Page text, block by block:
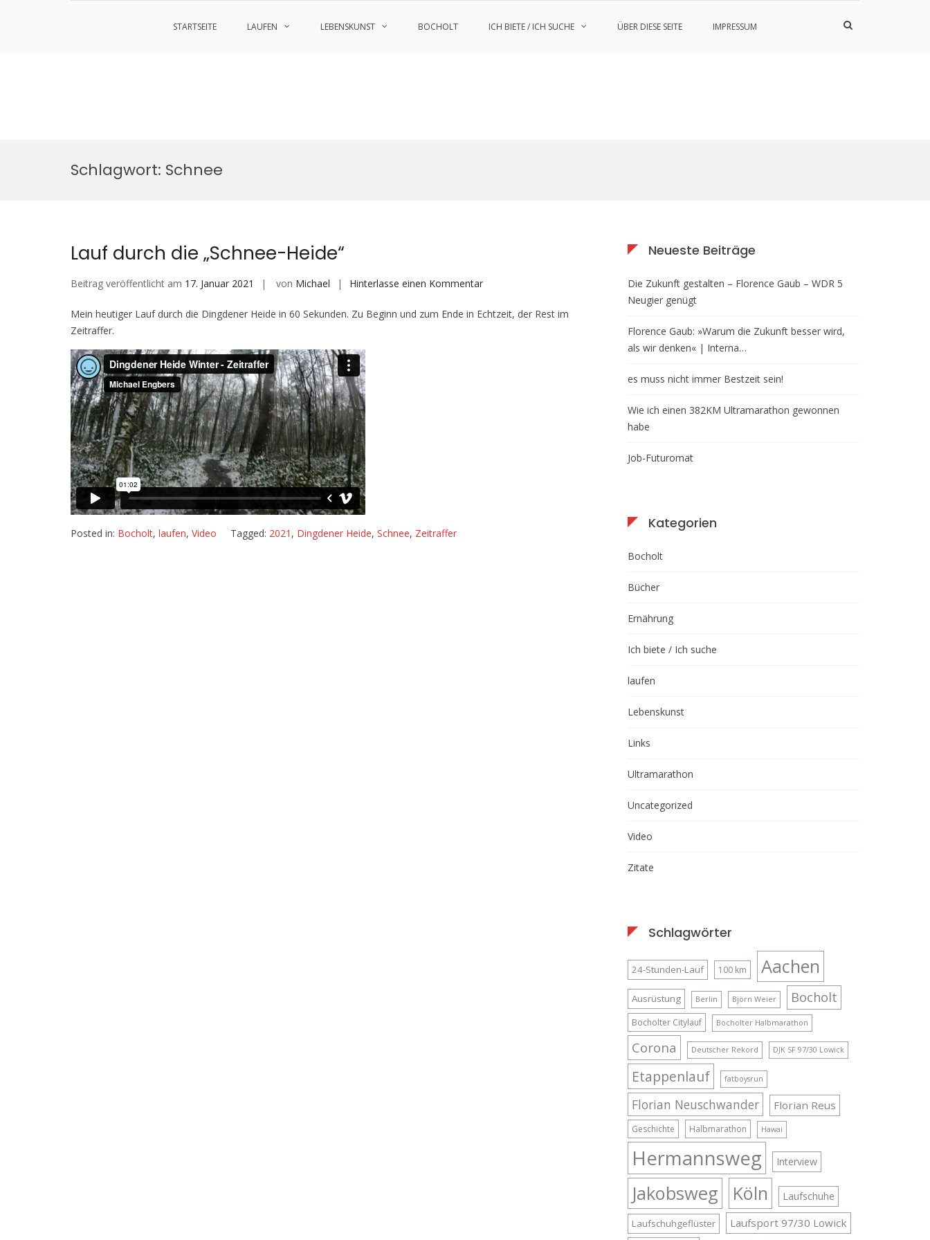
STARTSEITE LAUFEN LEBENSKUNST BOCHOLT ICH BIETE / ICH SUCHE ÜBER DIESE SEITE IMPRESSUM
Such-
Schlagwort: Schnee
Lauf durch die „Schnee-Heide“
Beitrag veröffentlicht am 17. Januar 2021 von Michael Hinterlasse einen Kommentarauf
durch
Mein heutiger Lauf durch die Dingdener Heide in 60 Sekunden. Zu Beginn und zum Ende in Echtzeit, der Rest im
Zeitraffer.
Posted in: Bocholt, laufen, Video Tagged: 2021 , Dingdener Heide, Schnee, Zeitraffer
Neueste Beiträge
Die Zukunft gestalten – Florence Gaub – WDR 5
Neugier genügt
Florence Gaub: »Warum die Zukunft besser wird,
als wir denken« | Interna…
es muss nicht immer Bestzeit sein!
Wie ich einen 382KM Ultramarathon gewonnen
habe
Job-Futuromat
Kategorien
Bocholt
Bücher
Ernährung
Ich biete / Ich suche
laufen
Lebenskunst
Links
Ultramarathon
Uncategorized
Video
Zitate
Schlagwörter
24-Stunden-Lauf 100 km Aachen
Ausrüstung Berlin Björn Weier Bocholt
Bocholter Citylauf Bocholter Halbmarathon
Corona Deutscher Rekord DJK SF 97/30 Lowick
Etappenlauf fatboysrun
Florian Neuschwander Florian Reus
Geschichte Halbmarathon Hawai
Hermannsweg Interview
Jakobsweg Köln Laufschuhe
Laufschuhgeflüster Laufsport 97/30 Lowick